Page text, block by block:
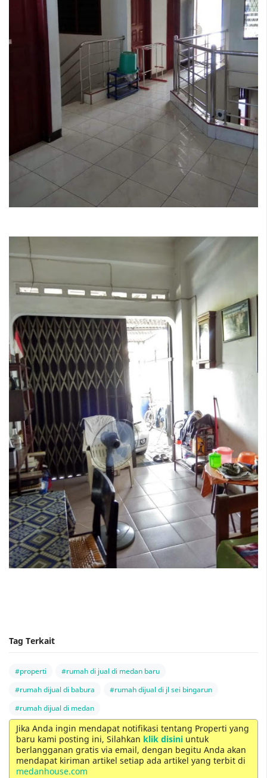
Tag Terkait
#properti
#rumah di jual di medan baru
#rumah dijual di babura
#rumah dijual di jl sei bingarun
#rumah dijual di medan
Jika Anda ingin mendapat notifikasi tentang Properti yang
baru kami posting ini, Silahkan klik disini untuk
berlangganan gratis via email, dengan begitu Anda akan
mendapat kiriman artikel setiap ada artikel yang terbit di
medanhouse.com